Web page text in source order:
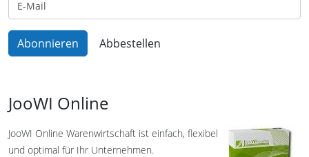
JooWI Online
JooWI Online Warenwirtschaft ist einfach, flexibel
und optimal für Ihr Unternehmen.